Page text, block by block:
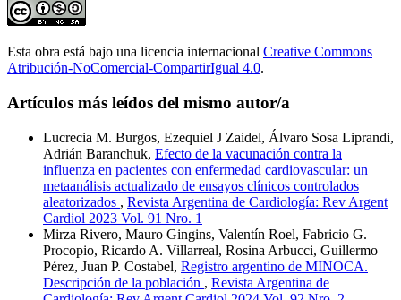
Esta obra está bajo una licencia internacional Creative Commons
Atribución-NoComercial-CompartirIgual 4.0.
Artículos más leídos del mismo autor/a
Lucrecia M. Burgos, Ezequiel J Zaidel, Álvaro Sosa Liprandi,
Adrián Baranchuk, Efecto de la vacunación contra la
influenza en pacientes con enfermedad cardiovascular: un
metaanálisis actualizado de ensayos clínicos controlados
aleatorizados , Revista Argentina de Cardiología: Rev Argent
Cardiol 2023 Vol. 91 Nro. 1
Mirza Rivero, Mauro Gingins, Valentín Roel, Fabricio G.
Procopio, Ricardo A. Villarreal, Rosina Arbucci, Guillermo
Pérez, Juan P. Costabel, Registro argentino de MINOCA.
Descripción de la población , Revista Argentina de